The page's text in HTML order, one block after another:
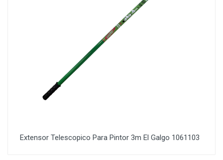
Extensor Telescopico Para Pintor 3m El Galgo 1061103